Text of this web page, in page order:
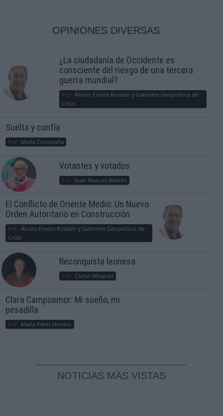
OPINIONES DIVERSAS
¿La ciudadanía de Occidente es
consciente del riesgo de una tercera
guerra mundial?
Por Álvaro Frutos Rosado y Gabinete Geopolítica de
Crisis
Suelta y confía
Por María Comesaña
Votantes y votados
Por Juan Manuel Beltrán
El Conflicto de Oriente Medio: Un Nuevo
Orden Autoritario en Construcción
Por Álvaro Frutos Rosado y Gabinete Geopolítica de
Crisis
Reconquista leonesa
Por Carlos Miranda
Clara Campoamor: Mi sueño, mi
pesadilla
Por María Pérez Herrero
NOTICIAS MAS VISTAS